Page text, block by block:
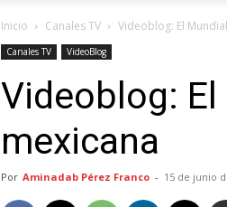
Inicio Canales TV Videoblog: El
Canales TV VideoBlog
Videoblog:
mexicana
Por Aminadab Pérez Franco - 15 de junio